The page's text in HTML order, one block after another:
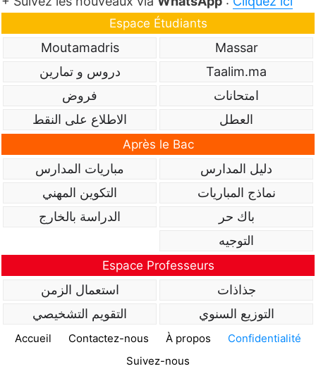
Espace Étudiants
Massar
Moutamadris
Taalim.ma
دروس و تمارين
امتحانات
فروض
العطل
الاطلاع على النقط
Après le Bac
دليل المدارس
مباريات المدارس
نماذج المباريات
التكوين المهني
باك حر
الدراسة بالخارج
التوجيه
Espace Professeurs
جذاذات
استعمال الزمن
التوزيع السنوي
التقويم التشخيصي
Accueil Contactez-nous À propos
Confidentialité
Suivez-nous